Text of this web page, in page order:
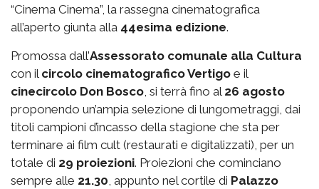
“Cinema Cinema”, la rassegna cinematografica
all’aperto giunta alla 44esima edizione.
Promossa dall’Assessorato comunale alla Cultura
con il circolo cinematografico Vertigo e il
cinecircolo Don Bosco, si terrà fino al 26 agosto
proponendo un’ampia selezione di lungometraggi, dai
titoli campioni d’incasso della stagione che sta per
terminare ai film cult (restaurati e digitalizzati), per un
totale di 29 proiezioni. Proiezioni che cominciano
sempre alle 21.30, appunto nel cortile di Palazzo